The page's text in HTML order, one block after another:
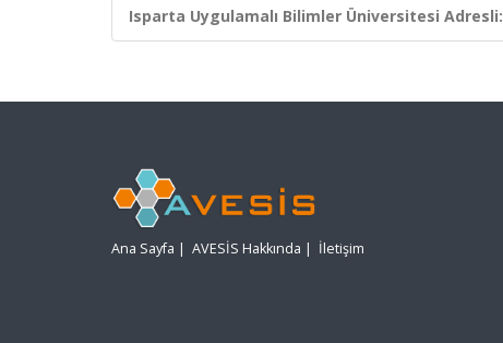
Isparta Uygulamalı Bilimler Üniversitesi Adresli:
Ana Sayfa | AVESİS Hakkında | İletişim